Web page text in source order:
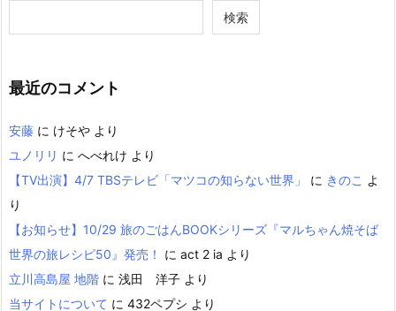
検索
最近のコメント
安藤 に けそや より
ユノリリ に へべれけ より
【TV出演】4/7 TBSテレビ「マツコの知らない世界」
に きのこ よ
り
【お知らせ】10/29 旅のごはんBOOKシリーズ『マルちゃん焼そば
世界の旅レシピ50』発売！
に act 2 ia より
立川高島屋 地階 に 浅田 洋子 より
当サイトについて に 432ペプシ より